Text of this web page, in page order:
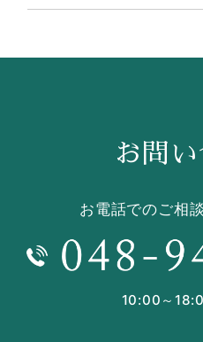
お問
お電話でのご相
10:00～